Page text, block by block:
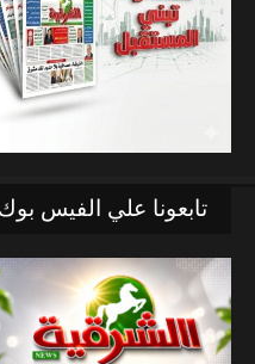
تابعونا علي الفيس بوك